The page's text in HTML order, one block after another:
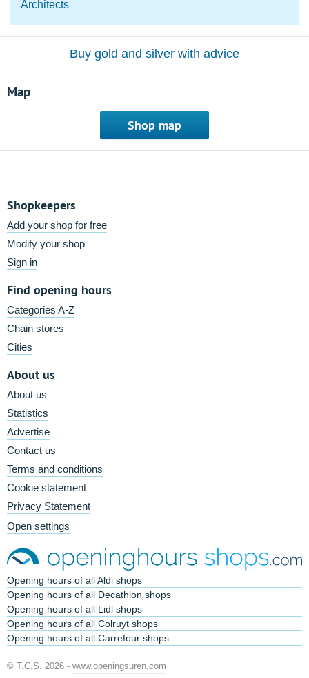
Architects
Buy gold and silver with advice
Map
Shop map
Shopkeepers
Add your shop for free
Modify your shop
Sign in
Find opening hours
Categories A-Z
Chain stores
Cities
About us
About us
Statistics
Advertise
Contact us
Terms and conditions
Cookie statement
Privacy Statement
Open settings
Opening hours of all Aldi shops
Opening hours of all Decathlon shops
Opening hours of all Lidl shops
Opening hours of all Colruyt shops
Opening hours of all Carrefour shops
© T.C.S. 2026 - www.openingsuren.com